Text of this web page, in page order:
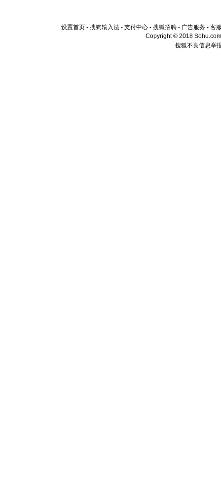
设置首页 - 搜狗输入法 - 支付中心 - 搜狐招聘 - 广告服务 - 客
Copyright © 2018
搜狐不良信息举